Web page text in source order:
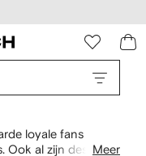
loyale fans
Ook al zijn designs
Meer